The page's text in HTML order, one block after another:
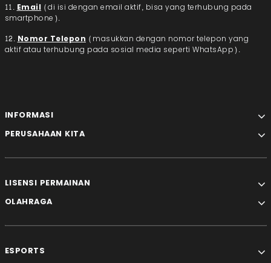
11.Email (di isi dengan email aktif, bisa yang terhubung pada
smartphone).
12.Nomor Telepon (masukkan dengan nomor telepon yang
aktif atau terhubung pada sosial media seperti WhatsApp).
INFORMASI
PERUSAHAAN KITA
LISENSI PERMAINAN
OLAHRAGA
ESPORTS